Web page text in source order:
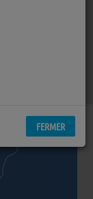
FERMER